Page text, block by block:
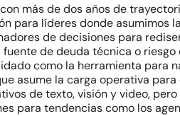
más de dos años de
para líderes donde
de decisiones para
de deuda técnica o riesgo
como la herramienta para
asume la carga operativa
de texto, visión y video,
para tendencias como los